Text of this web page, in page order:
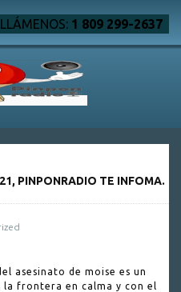
LLÁMENOS: 1 809 299-2637
PINPONRADIO TE INFOMA.
asesinato de moise es un
la frontera en calma y con el